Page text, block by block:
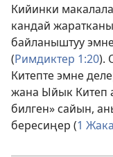
Кийинки
кандай
байланыштуу
(Римдиктер 1:20).
Китепте эмне
жана Ыйык Китеп
билген» сайын,
бересиңер (1